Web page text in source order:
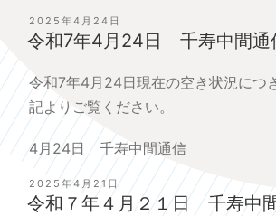
投
稿
日:
2025年4月24日
令和7年4月24日 千寿中間通
令和7年4月24日現在の空き状況につ
記よりご覧ください。
4月24日 千寿中間通信
投
稿
日:
2025年4月21日
令和７年４月２１日 千寿中